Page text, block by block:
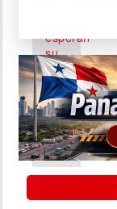
esperan
su
primer
bebé
Agosto
06,
2026